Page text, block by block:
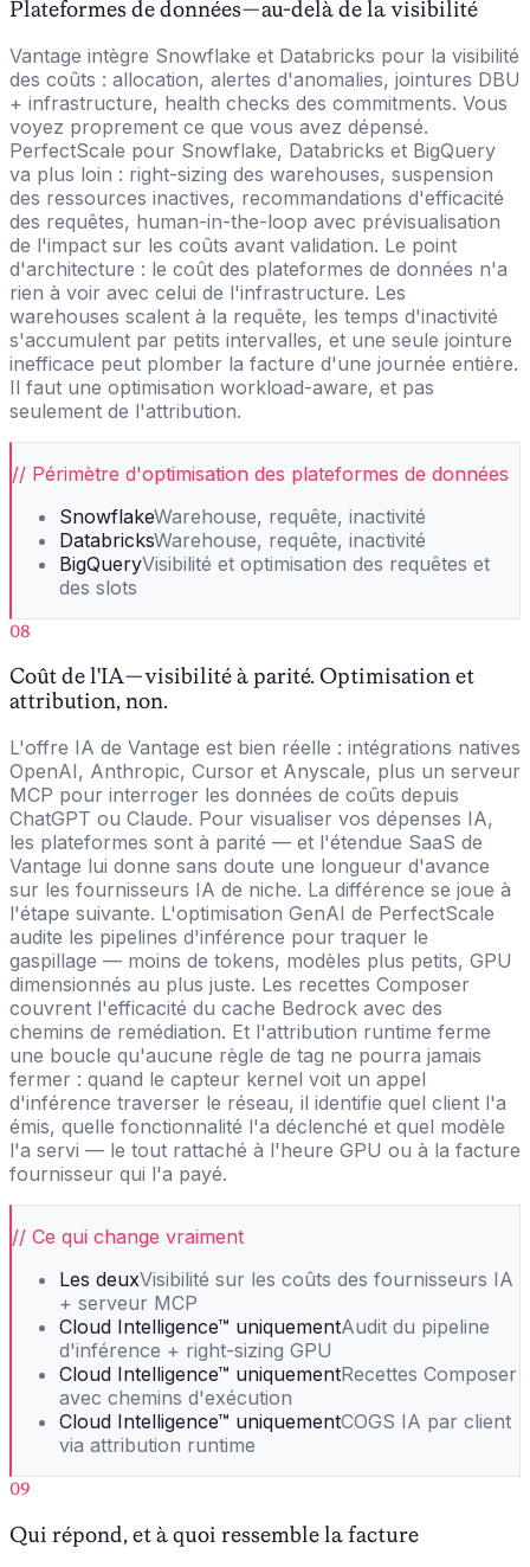
Plateformes de données — au-delà de la visibilité
Vantage intègre Snowflake et Databricks pour la visibilité
des coûts : allocation, alertes d'anomalies, jointures DBU
+ infrastructure, health checks des commitments. Vous
voyez proprement ce que vous avez dépensé.
PerfectScale pour Snowflake, Databricks et BigQuery
va plus loin : right-sizing des warehouses, suspension
des ressources inactives, recommandations d'efficacité
des requêtes, human-in-the-loop avec prévisualisation
de l'impact sur les coûts avant validation. Le point
d'architecture : le coût des plateformes de données n'a
rien à voir avec celui de l'infrastructure. Les
warehouses scalent à la requête, les temps d'inactivité
s'accumulent par petits intervalles, et une seule jointure
inefficace peut plomber la facture d'une journée entière.
Il faut une optimisation workload-aware, et pas
seulement de l'attribution.
// Périmètre d'optimisation des plateformes de données
SnowflakeWarehouse, requête, inactivité
DatabricksWarehouse, requête, inactivité
BigQueryVisibilité et optimisation des requêtes et
des slots
08
Coût de l'IA — visibilité à parité. Optimisation et
attribution, non.
L'offre IA de Vantage est bien réelle : intégrations natives
OpenAI, Anthropic, Cursor et Anyscale, plus un serveur
MCP pour interroger les données de coûts depuis
ChatGPT ou Claude. Pour visualiser vos dépenses IA,
les plateformes sont à parité — et l'étendue SaaS de
Vantage lui donne sans doute une longueur d'avance
sur les fournisseurs IA de niche. La différence se joue à
l'étape suivante. L'optimisation GenAI de PerfectScale
audite les pipelines d'inférence pour traquer le
gaspillage — moins de tokens, modèles plus petits, GPU
dimensionnés au plus juste. Les recettes Composer
couvrent l'efficacité du cache Bedrock avec des
chemins de remédiation. Et l'attribution runtime ferme
une boucle qu'aucune règle de tag ne pourra jamais
fermer : quand le capteur kernel voit un appel
d'inférence traverser le réseau, il identifie quel client l'a
émis, quelle fonctionnalité l'a déclenché et quel modèle
l'a servi — le tout rattaché à l'heure GPU ou à la facture
fournisseur qui l'a payé.
// Ce qui change vraiment
Les deuxVisibilité sur les coûts des fournisseurs IA
+ serveur MCP
Cloud Intelligence™ uniquementAudit du pipeline
d'inférence + right-sizing GPU
Cloud Intelligence™ uniquementRecettes Composer
avec chemins d'exécution
Cloud Intelligence™ uniquementCOGS IA par client
via attribution runtime
09
Qui répond, et à quoi ressemble la facture